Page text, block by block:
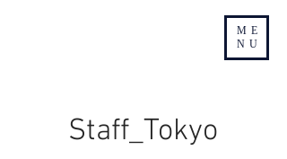
ME
NU
Staff_Tokyo